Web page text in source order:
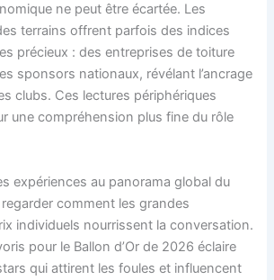
ne peut être écartée. Les
terrains offrent parfois des indices
précieux : des entreprises de toiture
sponsors nationaux, révélant l’ancrage
clubs. Ces lectures périphériques
une compréhension plus fine du rôle
expériences au panorama global du
comment les grandes
individuels nourrissent la conversation.
pour le Ballon d’Or de 2026 éclaire
qui attirent les foules et influencent